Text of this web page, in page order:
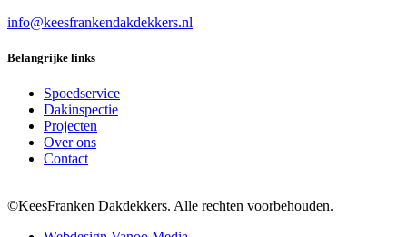
info@keesfrankendakdekkers.nl
Belangrijke links
Spoedservice
Dakinspectie
Projecten
Over ons
Contact
©KeesFranken Dakdekkers. Alle rechten voorbehouden.